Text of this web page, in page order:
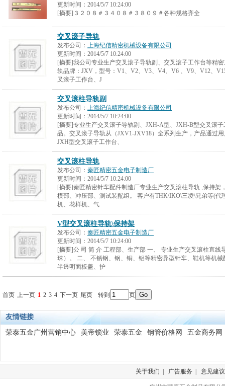
更新时间： 2014/5/7 10:24:00
[摘要]３２０８＃３４０８＃３８０９＃各种规格齐全
交叉滚子导轨
发布公司： 上海纪信精密机械设备有限公司
更新时间： 2014/5/7 10:24:00
[摘要]我公司专业生产交叉滚子导轨副、交叉滚子工作台等精
轨品牌：JXV，型号：V1、V2、V3、V4、V6 、V9、V12、
叉滚子工作台、J
交叉滚柱导轨副
发布公司： 上海纪信精密机械设备有限公司
更新时间： 2014/5/7 10:24:00
[摘要]专业生产交叉滚子导轨副、JXH-A型、JXH-B型交叉滚
品。交叉滚子导轨从（JXV1-JXV18）全系列生产，产品通过
JXH型交叉滚子工作台、
交叉滚柱导轨
发布公司： 秦匠精密五金电子制造厂
更新时间： 2014/5/7 10:24:00
[摘要]秦匠精密针车配件制造厂专业生产交叉滚柱导轨 ,保持架
模部、冲压部、测试装配组。 客户有THK\IKO\三凌\兄弟等(代
机、花样机、气
V型交叉滚柱导轨\保持架
发布公司： 秦匠精密五金电子制造厂
更新时间： 2014/5/7 10:24:00
[摘要]公 司 简 介 工程部、生产部 一、 专业生产交叉滚柱直线
珠）。 二、 不锈钢、钢、铜、铝等精密异型针车、鞋机等机
半透明面板盖、护
首页 上一页 1 2 3 4 下一页 尾页 转到 页
友情链接
荣泰五金广州营销中心 美帝锁业 荣泰五金 钢管价格网 五金商务网
关于我们 广告服务 意见建议